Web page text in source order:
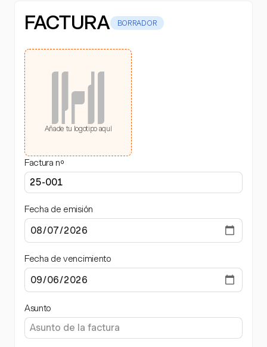
FACTURA BORRADOR
Añade tu logotipo aquí
Factura nº
Fecha de emisión
Fecha de vencimiento
Asunto